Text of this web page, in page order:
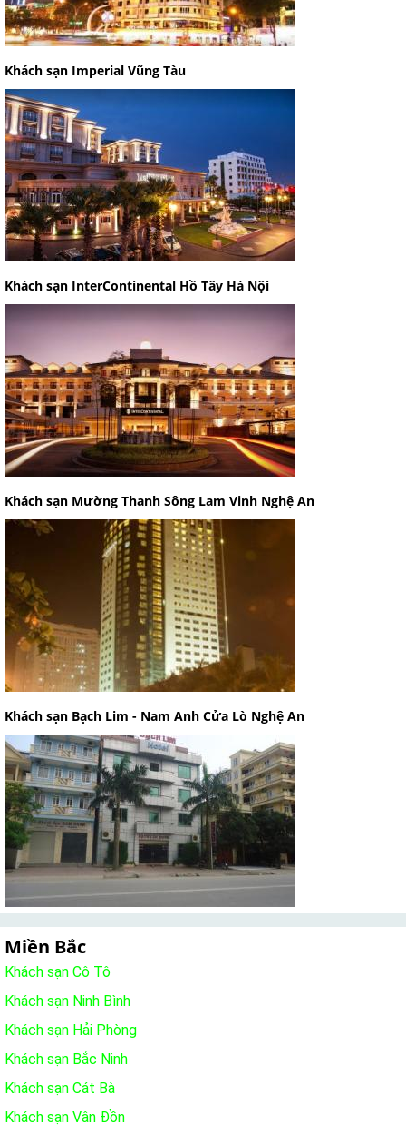
Khách sạn Imperial Vũng Tàu
Khách sạn InterContinental Hồ Tây Hà Nội
Khách sạn Mường Thanh Sông Lam Vinh Nghệ An
Khách sạn Bạch Lim - Nam Anh Cửa Lò Nghệ An
Miền Bắc
Khách sạn Cô Tô
Khách sạn Ninh Bình
Khách sạn Hải Phòng
Khách sạn Bắc Ninh
Khách sạn Cát Bà
Khách sạn Vân Đồn